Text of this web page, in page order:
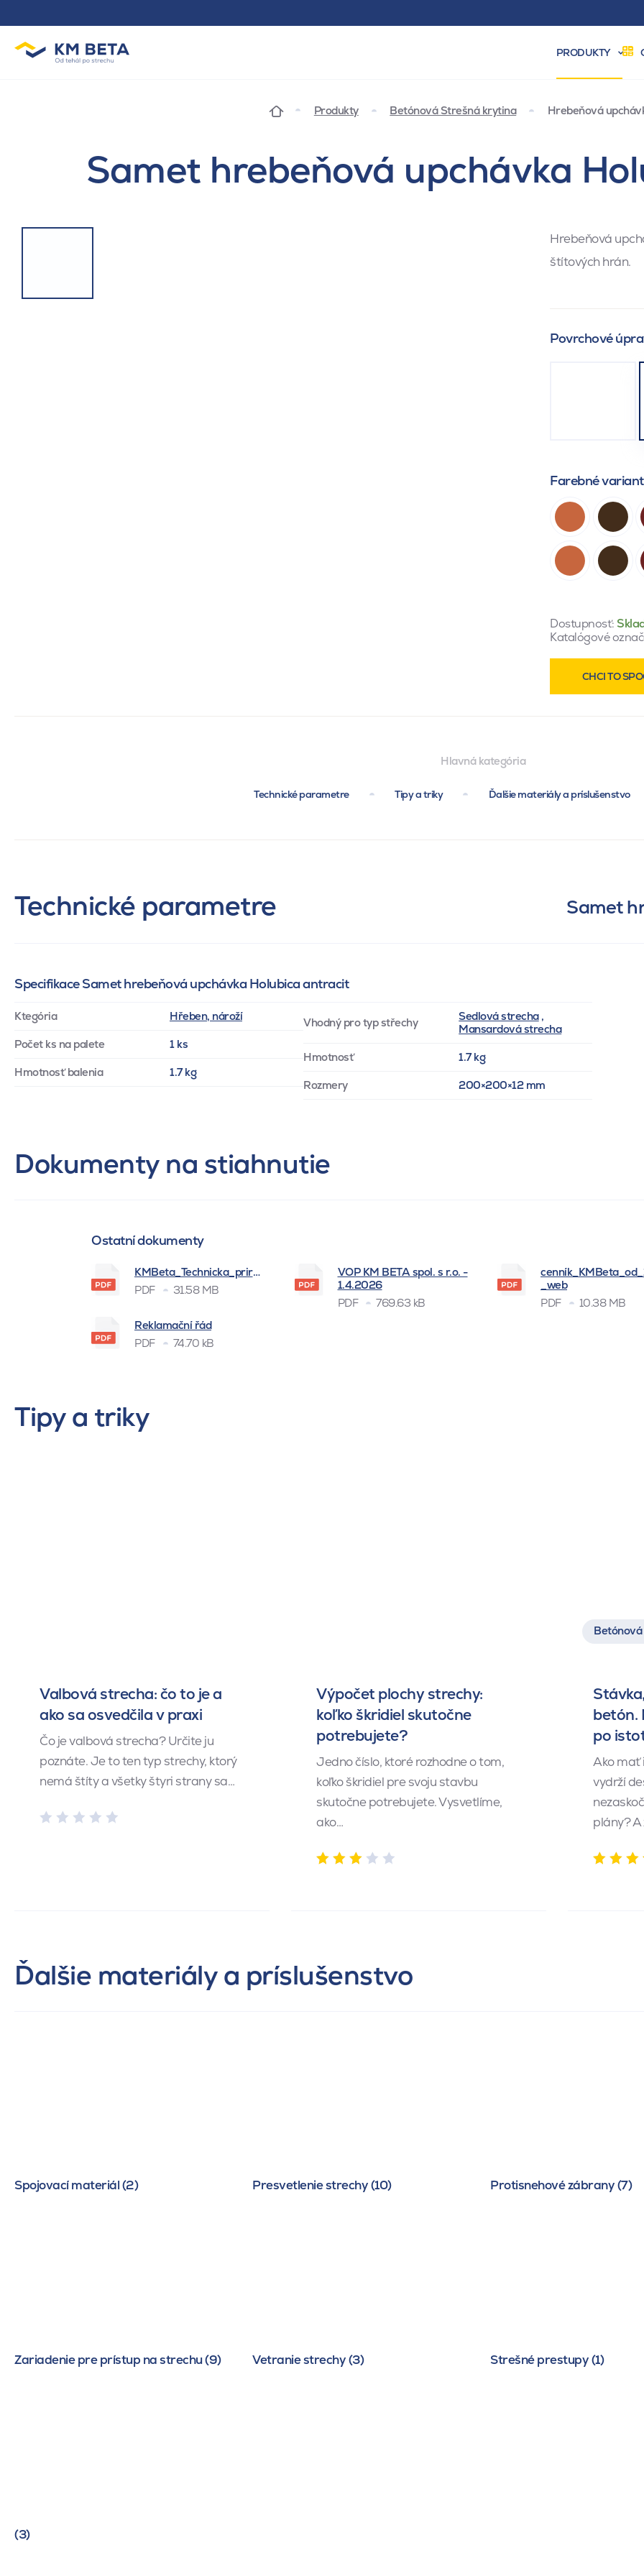
PRODUKTY
Produkty Betónová Strešná krytina Hrebeňová
Samet hrebeňová upchávka
Hrebeňová
štítových hrán.
Povrchové
Farebné
Dostupnosť:
Katalógové
CHCI TO
Hlavná kategória
Technické parametre Tipy a triky Ďalšie materiály a príslušenstvo
Technické parametre Samet
Specifikace Samet hrebeňová upchávka Holubica antracit
Ktegória Hřeben, nároží
Počet ks na palete 1 ks
Hmotnosť balenia 1.7 kg
Vhodný pro typ střechy Sedlová strecha,
Mansardová strecha
Hmotnosť 1.7 kg
Rozmery 200×200×12 mm
Dokumenty na stiahnutie
Ostatní dokumenty
KMBeta_Technicka_prirucka_BSK_
PDF
31.58 MB
VOP KM BETA spol. s r.o. -
1.4.2026
PDF
769.63 kB
_web
PDF
10.38 MB
Reklamační řád
PDF
74.70 kB
Tipy a triky
Valbová strecha: čo to je a
ako sa osvedčila v praxi
Čo je valbová strecha? Určite ju
poznáte. Je to ten typ strechy, ktorý
nemá štíty a všetky štyri strany sa…
Výpočet plochy strechy:
koľko škridiel skutočne
potrebujete?
Jedno číslo, ktoré rozhodne o tom,
koľko škridiel pre svoju stavbu
skutočne potrebujete. Vysvetlíme,
ako…
betón.
po
Ako mať
vydrží
plány? A
Ďalšie materiály a príslušenstvo
Spojovací materiál (2) Presvetlenie strechy (10) Protisnehové zábrany (7)
Zariadenie pre prístup na strechu (9) Vetranie strechy (3) Strešné prestupy (1)
(3)